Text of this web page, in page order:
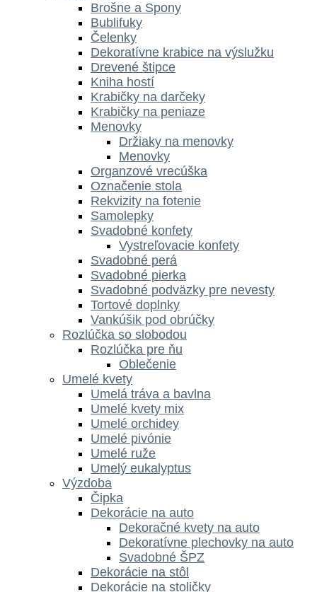
Brošne a Spony
Bublifuky
Čelenky
Dekoratívne krabice na výslužku
Drevené štipce
Kniha hostí
Krabičky na darčeky
Krabičky na peniaze
Menovky
Držiaky na menovky
Menovky
Organzové vrecúška
Označenie stola
Rekvizity na fotenie
Samolepky
Svadobné konfety
Vystreľovacie konfety
Svadobné perá
Svadobné pierka
Svadobné podväzky pre nevesty
Tortové doplnky
Vankúšik pod obrúčky
Rozlúčka so slobodou
Rozlúčka pre ňu
Oblečenie
Umelé kvety
Umelá tráva a bavlna
Umelé kvety mix
Umelé orchidey
Umelé pivónie
Umelé ruže
Umelý eukalyptus
Výzdoba
Čipka
Dekorácie na auto
Dekoračné kvety na auto
Dekoratívne plechovky na auto
Svadobné ŠPZ
Dekorácie na stôl
Dekorácie na stoličky